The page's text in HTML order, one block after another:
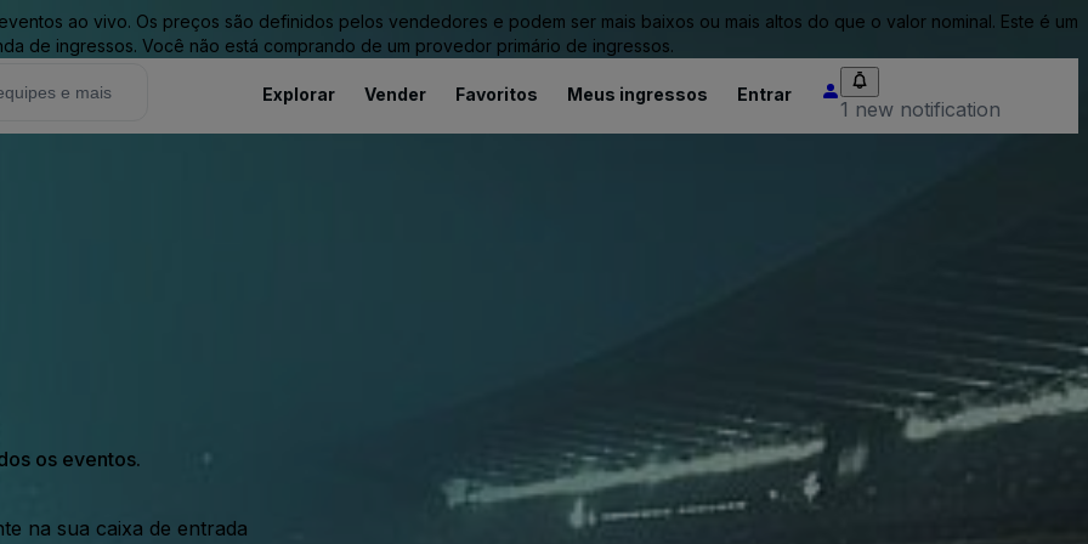
ao vivo. Os preços são definidos pelos vendedores e podem ser mais baixos ou mais altos do que o valor nominal. Este é um
de ingressos. Você não está comprando de um provedor primário de ingressos.
Explorar Vender Favoritos Meus ingressos Entrar
1 new notification
os eventos.
na sua caixa de entrada